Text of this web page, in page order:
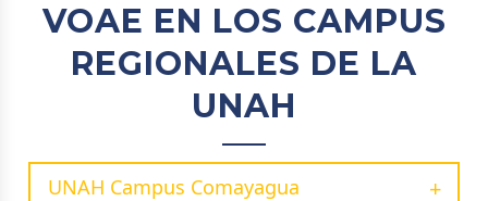
VOAE EN LOS CAMPUS
REGIONALES DE LA
UNAH
UNAH Campus Comayagua